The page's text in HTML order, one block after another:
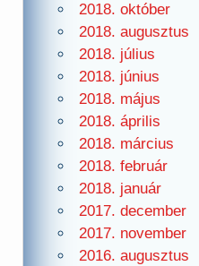
2018. október
2018. augusztus
2018. július
2018. június
2018. május
2018. április
2018. március
2018. február
2018. január
2017. december
2017. november
2016. augusztus